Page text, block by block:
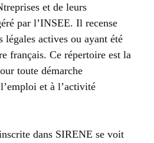
et de leurs
par l’INSEE. Il recense
légales actives ou ayant été
français. Ce répertoire est la
toute démarche
et à l’activité
dans SIRENE se voit